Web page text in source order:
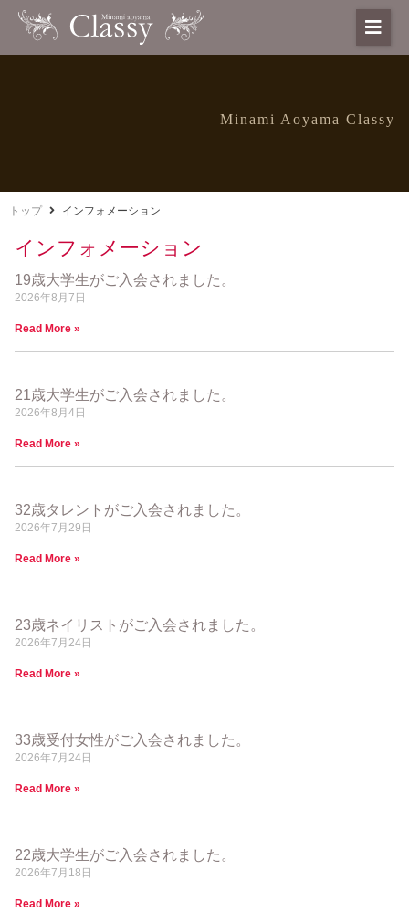
Minami Aoyama Classy
トップ インフォメーション
インフォメーション
19歳大学生がご入会されました。
2026年8月7日
Read More »
21歳大学生がご入会されました。
2026年8月4日
Read More »
32歳タレントがご入会されました。
2026年7月29日
Read More »
23歳ネイリストがご入会されました。
2026年7月24日
Read More »
33歳受付女性がご入会されました。
2026年7月24日
Read More »
22歳大学生がご入会されました。
2026年7月18日
Read More »